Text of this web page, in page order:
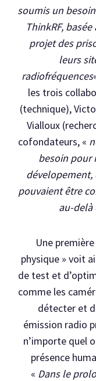
soumis un
ThinkRF,
projet des
leurs
radiofréquences
les trois
(technique),
Vialloux
cofondateurs, «
besoin pour
dévelopement,
pouvaient être
au-delà
Une
physique » voit
de test et
comme les
détecter et
émission radio
n’importe quel
présence
« Dans le